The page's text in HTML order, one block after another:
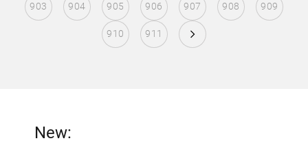
903 904 905 906 907 908 909
910 911
New: